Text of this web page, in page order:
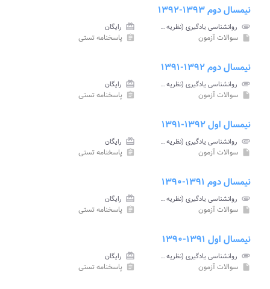
نیمسال دوم ۱۳۹۳-۱۳۹۲
attachment روانشناسی یادگیری (نظریه ها و مفاهیم) پیام نور card_giftcard رایگان
insert_drive_file سوالات آزمون assignment پاسخنامه تستی
نیمسال دوم ۱۳۹۲-۱۳۹۱
attachment روانشناسی یادگیری (نظریه ها و مفاهیم) پیام نور card_giftcard رایگان
insert_drive_file سوالات آزمون assignment پاسخنامه تستی
نیمسال اول ۱۳۹۲-۱۳۹۱
attachment روانشناسی یادگیری (نظریه ها و مفاهیم) پیام نور card_giftcard رایگان
insert_drive_file سوالات آزمون assignment پاسخنامه تستی
نیمسال دوم ۱۳۹۱-۱۳۹۰
attachment روانشناسی یادگیری (نظریه ها و مفاهیم) پیام نور card_giftcard رایگان
insert_drive_file سوالات آزمون assignment پاسخنامه تستی
نیمسال اول ۱۳۹۱-۱۳۹۰
attachment روانشناسی یادگیری (نظریه ها و مفاهیم) پیام نور card_giftcard رایگان
insert_drive_file سوالات آزمون assignment پاسخنامه تستی